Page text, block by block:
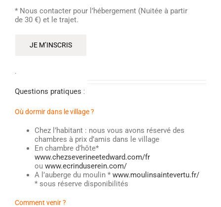
* Nous contacter pour l’hébergement (Nuitée à partir
de 30 €) et le trajet.
JE M’INSCRIS
.
Questions pratiques :
Où dormir dans le village ?
Chez l’habitant : nous vous avons réservé des
chambres à prix d’amis dans le village
En chambre d’hôte*
www.chezseverineetedward.com/fr
ou www.ecrinduserein.com/
A l’auberge du moulin * www.moulinsaintevertu.fr/
* sous réserve disponibilités
Comment venir ?